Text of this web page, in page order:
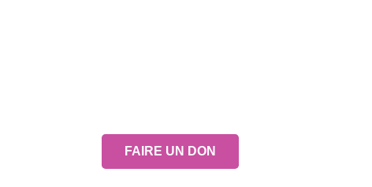
FAIRE UN DON